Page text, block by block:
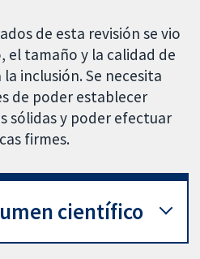
de esta revisión se vio
el tamaño y la calidad de
inclusión. Se necesita
de poder establecer
sólidas y poder efectuar
firmes.
científico